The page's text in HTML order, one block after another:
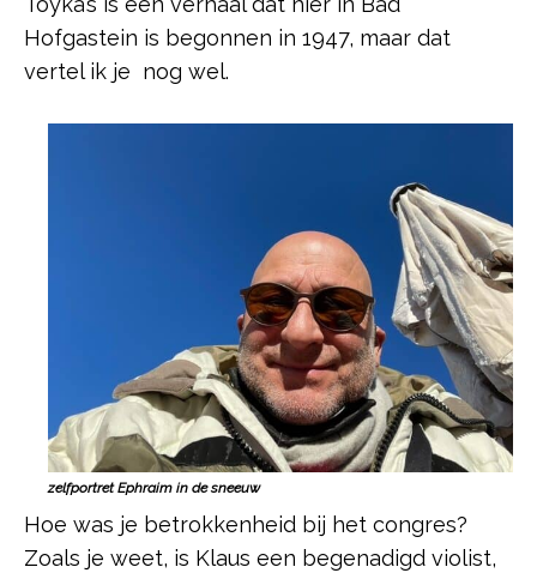
Hofgastein is begonnen in 1947, maar dat
vertel ik je nog wel.
zelfportret Ephraim in de sneeuw
Hoe was je betrokkenheid bij het congres?
Zoals je weet, is Klaus een begenadigd violist,